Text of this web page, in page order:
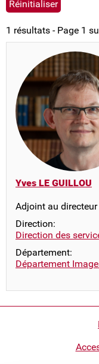
1 résultats - Page 1
Yves LE GUILLOU
Adjoint au
Direction:
Direction des
Département:
Département